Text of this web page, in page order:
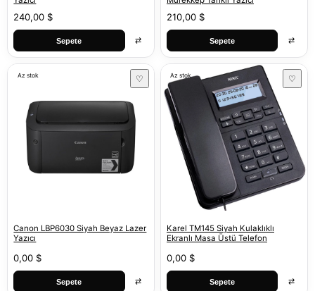
240,00 $
Sepete ⇄
210,00 $
Sepete ⇄
Az stok ♡
Canon LBP6030 Siyah Beyaz Lazer
Yazıcı
0,00 $
Sepete ⇄
Az stok ♡
Karel TM145 Siyah Kulaklıklı
Ekranlı Masa Üstü Telefon
0,00 $
Sepete ⇄